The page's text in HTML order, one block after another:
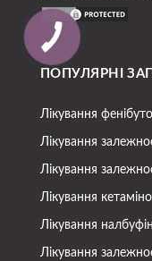
ПОПУЛЯРНІ
Лікування
Лікування
Лікування
Лікування
Лікування
Лікування